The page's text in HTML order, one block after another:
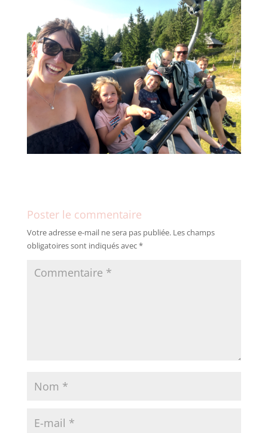
Poster le commentaire
Votre adresse e-mail ne sera pas publiée. Les champs
obligatoires sont indiqués avec*